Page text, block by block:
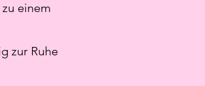
einem
zur Ruhe